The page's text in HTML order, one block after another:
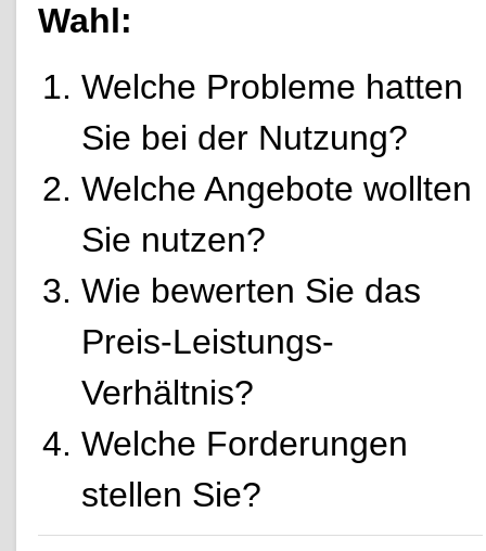
Wahl:
Welche Probleme hatten
Sie bei der Nutzung?
Welche Angebote wollten
Sie nutzen?
Wie bewerten Sie das
Preis-Leistungs-
Verhältnis?
Welche Forderungen
stellen Sie?